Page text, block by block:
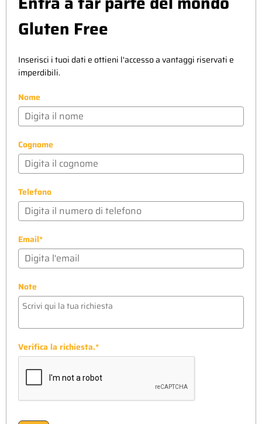
Gluten Free
Inserisci i tuoi dati e ottieni l'accesso a vantaggi riservati e
imperdibili.
Nome
Cognome
Telefono
Email*
Note
Verifica la richiesta.*